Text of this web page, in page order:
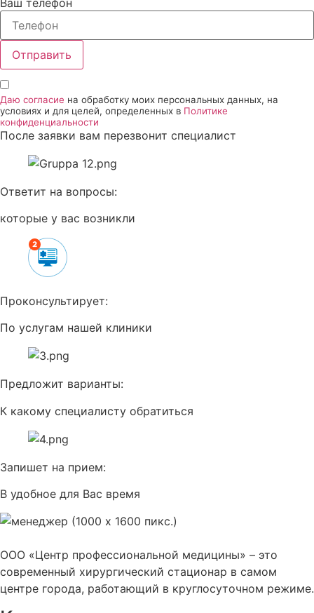
Ваш телефон
Даю согласие на обработку моих персональных данных, на
условиях и для целей, определенных в Политике
конфиденциальности
Отправить
После заявки вам перезвонит специалист
Ответит на вопросы:
которые у вас возникли
Проконсультирует:
По услугам нашей клиники
Предложит варианты:
К какому специалисту обратиться
Запишет на прием:
В удобное для Вас время
ООО «Центр профессиональной медицины» – это
современный хирургический стационар в самом
центре города, работающий в круглосуточном режиме.